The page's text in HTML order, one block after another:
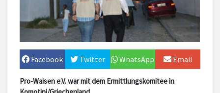
Facebook Twitter WhatsApp Email
Pro-Waisen e.V. war mit dem Ermittlungskomitee in